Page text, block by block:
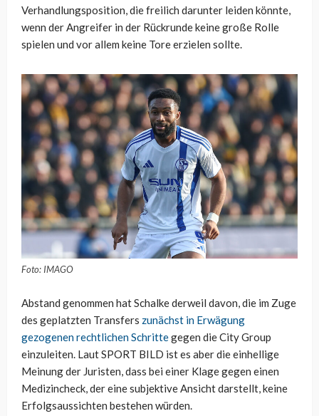
Verhandlungsposition, die freilich darunter leiden könnte,
wenn der Angreifer in der Rückrunde keine große Rolle
spielen und vor allem keine Tore erzielen sollte.
Foto: IMAGO
Abstand genommen hat Schalke derweil davon, die im Zuge
des geplatzten Transfers zunächst in Erwägung
gezogenen rechtlichen Schrittegegen die City Group
einzuleiten. Laut SPORT BILD ist es aber die einhellige
Meinung der Juristen, dass bei einer Klage gegen einen
Medizincheck, der eine subjektive Ansicht darstellt, keine
Erfolgsaussichten bestehen würden.